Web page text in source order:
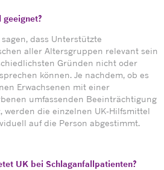
dass Unterstützte
aller Altersgruppen relevant sein
Gründen nicht oder
können. Je nachdem, ob es
Erwachsenen mit einer
umfassenden Beeinträchtigung
werden die einzelnen UK-Hilfsmittel
auf die Person abgestimmt.
UK bei Schlaganfallpatienten?